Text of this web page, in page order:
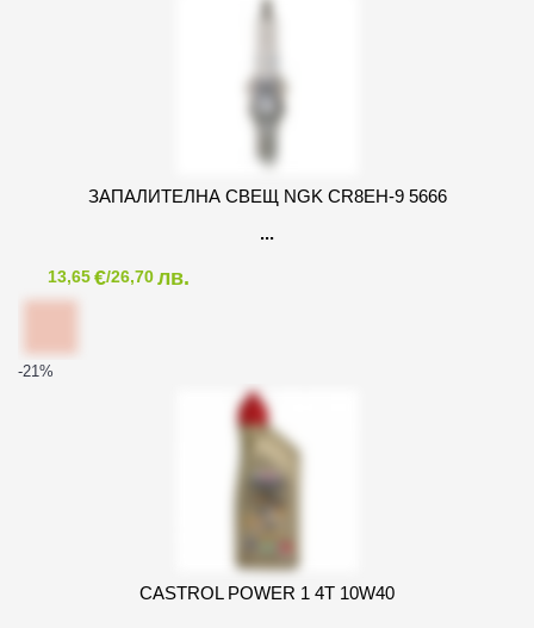
ЗАПАЛИТЕЛНА СВЕЩ NGK CR8EH-9 5666
13,65€/26,70лв.
-21%
CASTROL POWER 1 4T 10W40